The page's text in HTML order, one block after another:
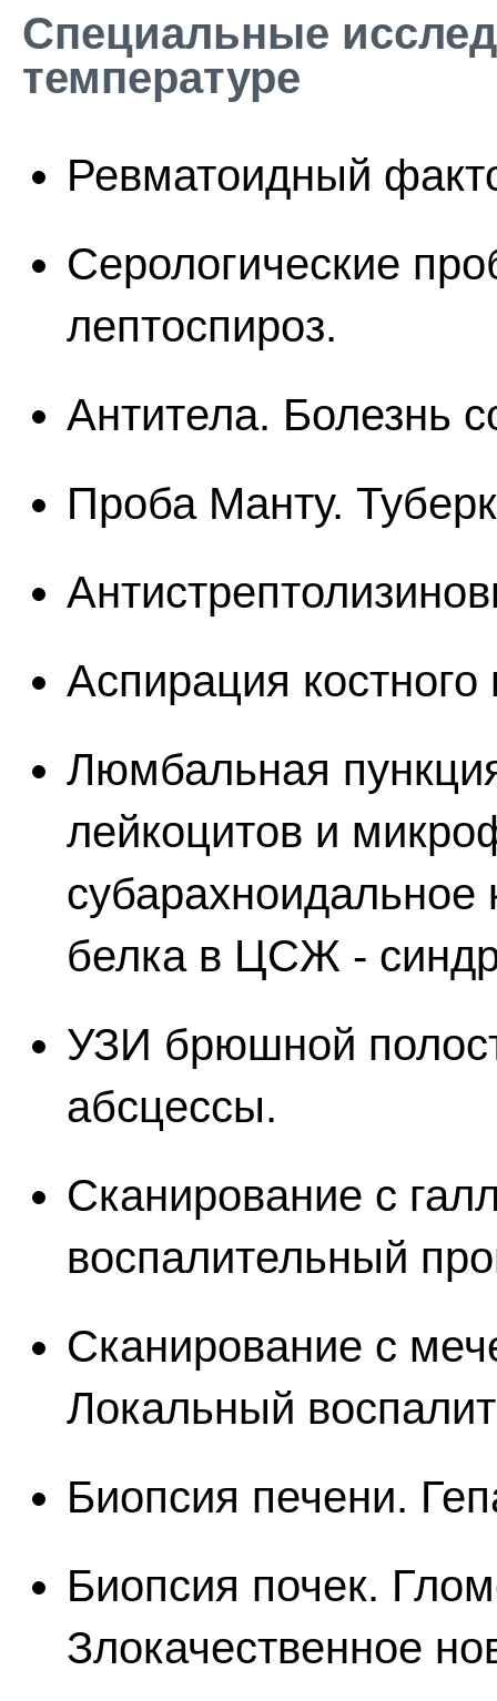
Специальные
температуре
Ревматоидный
Серологические
лептоспироз.
Антитела. Болезнь
Проба Манту.
Аспирация
Люмбальная
лейкоцитов и
белка в ЦСЖ -
УЗИ брюшной
абсцессы.
Сканирование с
воспалительный
Сканирование с
Локальный
Биопсия печени.
Биопсия почек.
Злокачественное